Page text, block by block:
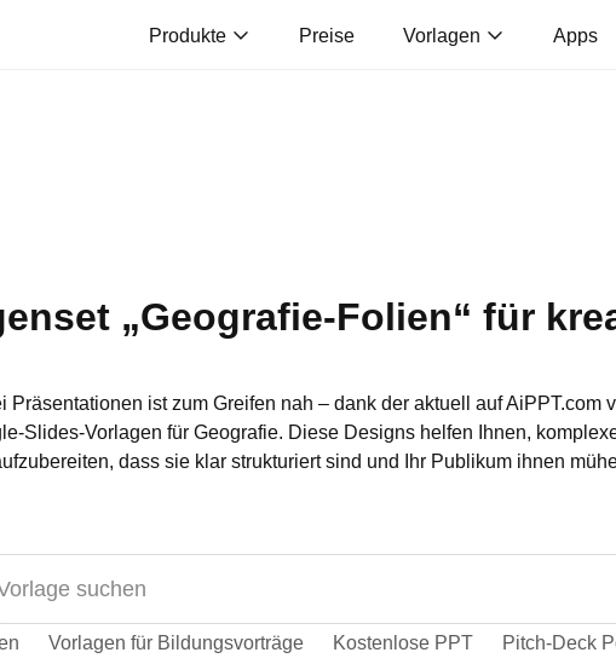
Produkte Preise Vorlagen Apps
„Geografie-Folien“ für
Präsentationen ist zum Greifen nah – dank der aktuell auf AiPPT.com
Slides-Vorlagen für Geografie. Diese Designs helfen Ihnen,
dass sie klar strukturiert sind und Ihr Publikum ihnen
Vorlagen für Bildungsvorträge Kostenlose PPT Pitch-Deck